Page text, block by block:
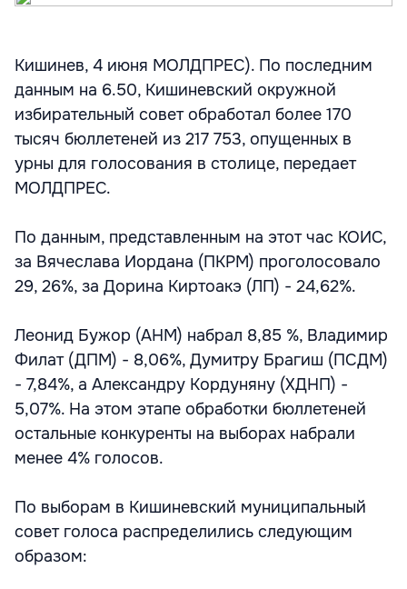
Кишинев, 4 июня МОЛДПРЕС). По последним
данным на 6.50, Кишиневский окружной
избирательный совет обработал более 170
тысяч бюллетеней из 217 753, опущенных в
урны для голосования в столице, передает
МОЛДПРЕС.
По данным, представленным на этот час КОИС,
за Вячеслава Иордана (ПКРМ) проголосовало
29, 26%, за Дорина Киртоакэ (ЛП) - 24,62%.
Леонид Бужор (АНМ) набрал 8,85 %, Владимир
Филат (ДПМ) - 8,06%, Думитру Брагиш (ПСДМ)
- 7,84%, а Александру Кордуняну (ХДНП) -
5,07%. На этом этапе обработки бюллетеней
остальные конкуренты на выборах набрали
менее 4% голосов.
По выборам в Кишиневский муниципальный
совет голоса распределились следующим
образом: